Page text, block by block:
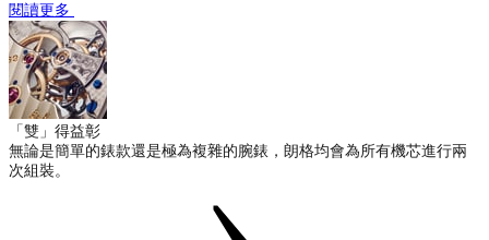
閱讀更多
「雙」得益彰
無論是簡單的錶款還是極為複雜的腕錶，朗格均會為所有機芯進行兩
次組裝。